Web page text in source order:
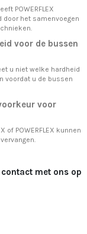
POWERFLEX
het samenvoegen
voor de bussen
u niet welke hardheid
voordat u de bussen
voor
of POWERFLEX kunnen
contact met ons op